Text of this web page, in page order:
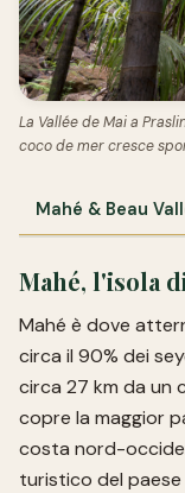
La Vallée de Mai a
coco de mer cresce
Mahé & Beau
Mahé, l'isola
Mahé è dove
circa il 90% dei
circa 27 km da un
copre la maggior
costa nord-
turistico del paese